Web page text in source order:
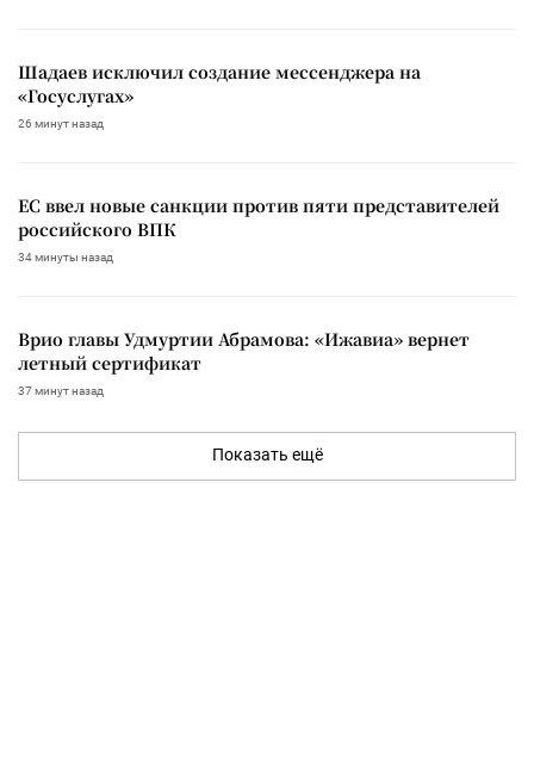
Шадаев исключил создание мессенджера на
«Госуслугах»
26 минут назад
ЕС ввел новые санкции против пяти представителей
российского ВПК
34 минуты назад
Врио главы Удмуртии Абрамова: «Ижавиа» вернет
летный сертификат
37 минут назад
Показать ещё